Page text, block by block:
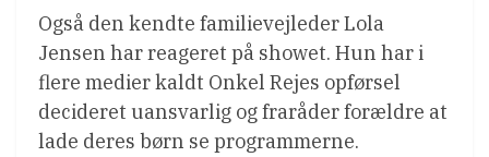
Også den kendte familievejleder Lola
Jensen har reageret på showet. Hun har i
flere medier kaldt Onkel Rejes opførsel
decideret uansvarlig og fraråder forældre at
lade deres børn se programmerne.